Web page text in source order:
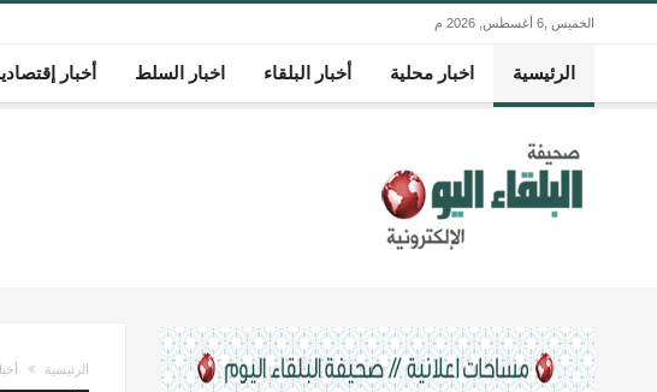
الخميس ,6 أغسطس, 2026 م
الرئيسية اخبار محلية أخبار البلقاء اخبار السلط أخبار
الرئيسية